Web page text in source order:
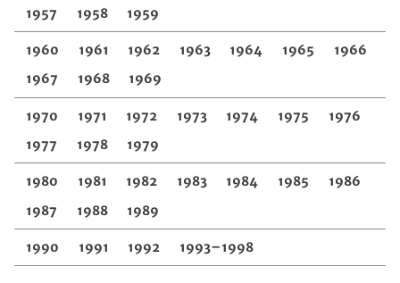
1957
1958 1959
1960 1961 1962 1963 1964 1965
1966
1967
1968 1969
1970 1971 1972 1973 1974 1975
1976
1977
1978 1979
1980 1981 1982 1983 1984 1985
1986
1987
1988 1989
1990 1991 1992 1993–1998